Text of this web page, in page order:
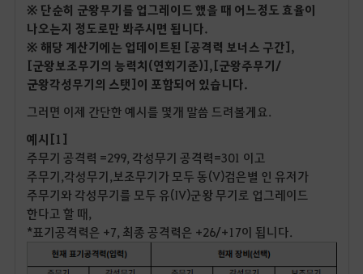
※ 단순히 군왕무기를 업그레이드 했을 때 어느정도 효율이
나오는지 정도로만 봐주시면 됩니다.
※ 해당 계산기에는 업데이트된 [공격력 보너스 구간],
[군왕보조무기의 능력치(연회기준)],[군왕주무기/
군왕각성무기의 스탯]이 포함되어 있습니다.
그러면 이제 간단한 예시를 몇개 말씀 드려볼게요.
예시[1]
주무기 공격력 =299, 각성무기 공격력=301 이고
주무기,각성무기,보조무기가 모두 동(V)검은별 인 유저가
주무기와 각성무기를 모두 유(IV)군왕 무기로 업그레이드
한다고 할 때,
*표기공격력은 +7, 최종 공격력은 +26/+17이 됩니다.